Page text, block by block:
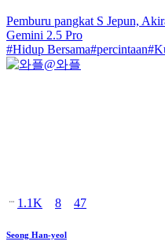
Pemburu pangkat S Jepun,
Gemini 2.5 Pro
#Hidup Bersama#percintaan#
@와플
1.1K 8 47
Seong Han-yeol